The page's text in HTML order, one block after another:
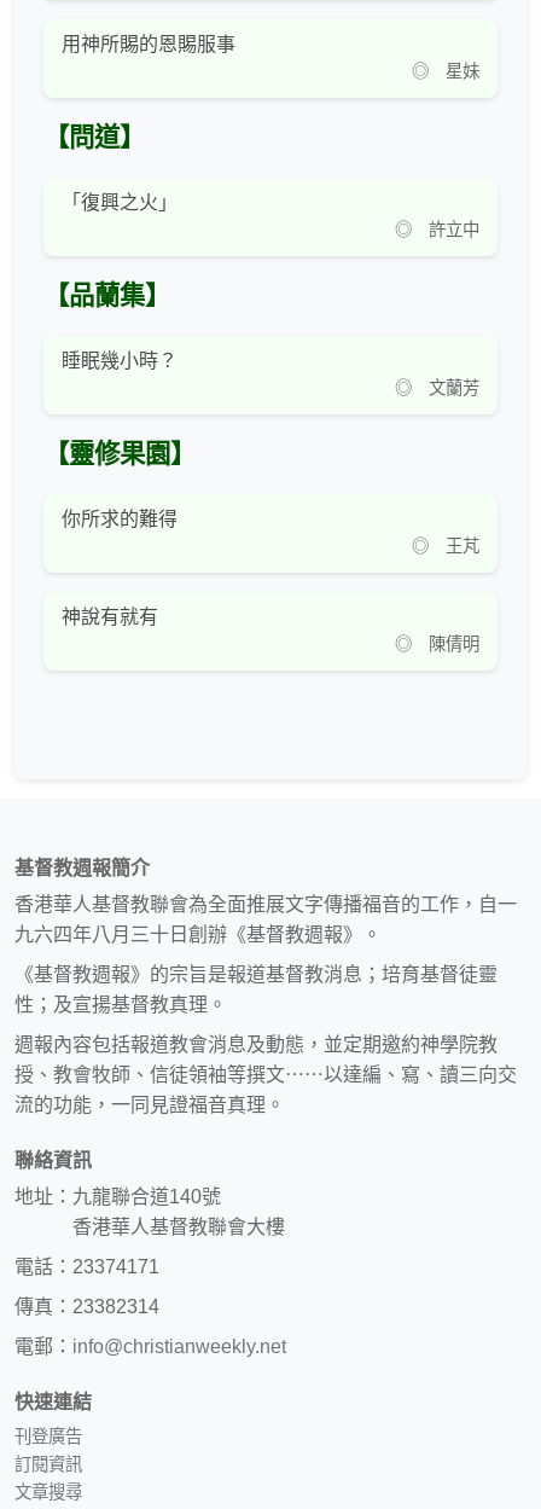
用神所賜的恩賜服事
◎ 星妹
【問道】
「復興之火」
◎ 許立中
【品蘭集】
睡眠幾小時？
◎ 文蘭芳
【靈修果園】
你所求的難得
◎ 王芃
神說有就有
◎ 陳倩明
基督教週報簡介
香港華人基督教聯會為全面推展文字傳播福音的工作，自一
九六四年八月三十日創辦《基督教週報》。
《基督教週報》的宗旨是報道基督教消息；培育基督徒靈
性；及宣揚基督教真理。
週報內容包括報道教會消息及動態，並定期邀約神學院教
授、教會牧師、信徒領袖等撰文⋯⋯以達編、寫、讀三向交
流的功能，一同見證福音真理。
聯絡資訊
地址：九龍聯合道140號
香港華人基督教聯會大樓
電話：23374171
傳真：23382314
電郵： info@christianweekly.net
快速連結
刊登廣告
訂閱資訊
文章搜尋